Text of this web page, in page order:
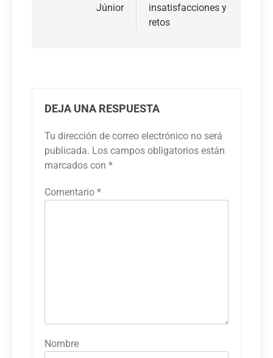
Júnior
insatisfacciones y
retos
DEJA UNA RESPUESTA
Tu dirección de correo electrónico no será
publicada. Los campos obligatorios están
marcados con *
Comentario *
Nombre